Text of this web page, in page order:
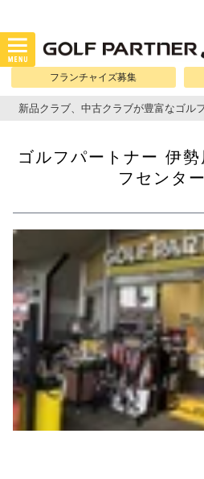
フランチャイズ募集
新品クラブ、中古クラブが豊富なゴル
ゴルフパートナー 伊
フセンタ